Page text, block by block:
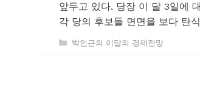
앞두고 있다. 당장 이 달 3일에
각 당의 후보들 면면을 보다 탄
카
테
박인근의 이달의 경제전망